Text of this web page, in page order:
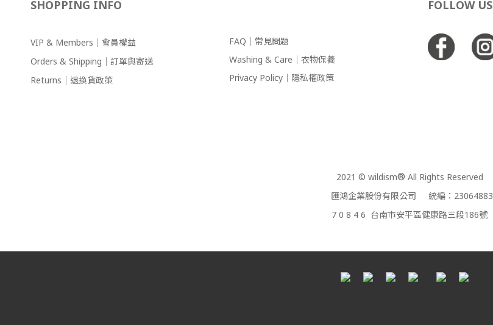
SHOPPING INFO
VIP & Members｜會員權益
Orders & Shipping｜訂單與寄送
Returns｜退換貨政策
FAQ｜常見問題
Washing & Care｜衣物保養
Privacy Policy｜隱私權政策
FOLLOW US
2021 © wildism® All Rights Reserved
匯鴻企業股份有限公司 統編：23064883
7 0 8 4 6 台南市安平區健康路三段186號